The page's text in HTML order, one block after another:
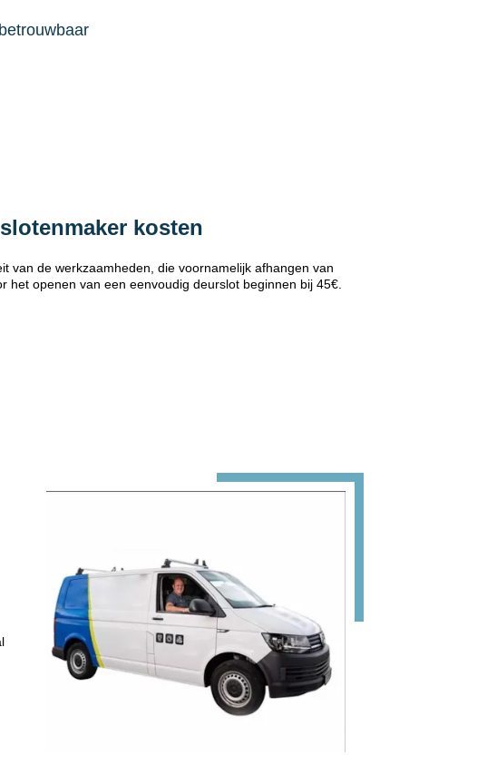
kosten
van de werkzaamheden, die voornamelijk afhangen van
het openen van een eenvoudig deurslot beginnen bij 45€.